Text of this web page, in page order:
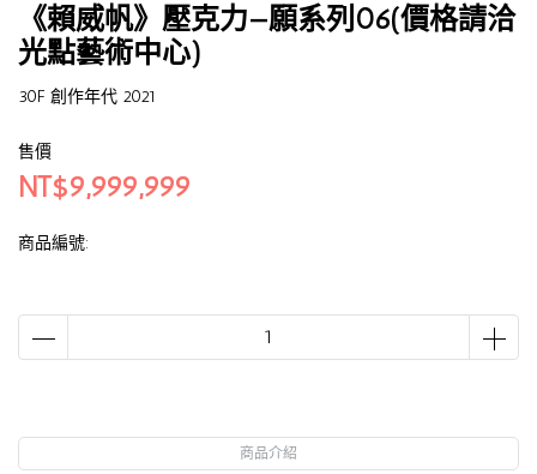
《賴威帆》壓克力—願系列06(價格請洽
光點藝術中心)
30F 創作年代 2021
售價
NT$9,999,999
商品編號:
商品介紹